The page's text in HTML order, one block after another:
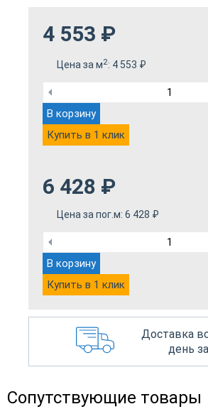
4 553 ₽
Цена за м2: 4 553 ₽
В корзину
Купить в 1 клик
6 428 ₽
Цена за пог.м: 6 428 ₽
В корзину
Купить в 1 клик
Доставка
день
Сопутствующие товары